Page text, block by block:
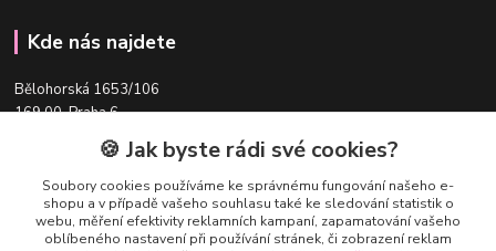
Kde nás najdete
Bělohorská 1653/106
169 00 Praha 6
Tato adresa slouží pro předání objednávek s volbou osobního odběru.
Ale pozor,vždy je nutné předem domluvit termín osobního odběru- na
uvedené adrese není prodejna!
🍪 Jak byste rádi své cookies?
Soubory cookies používáme ke správnému fungování našeho e-
shopu a v případě vašeho souhlasu také ke sledování statistik o
webu, měření efektivity reklamních kampaní, zapamatování vašeho
oblíbeného nastavení při používání stránek, či zobrazení reklam